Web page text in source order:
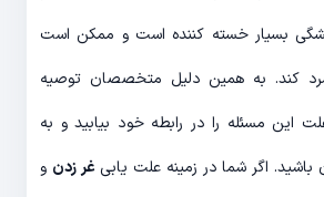
بسیار خسته کننده است و ممکن است
کند. به همین دلیل متخصصان توصیه
این مسئله را در رابطه خود بیابید و به
اگر شما در زمینه علت یابی غر زدن و